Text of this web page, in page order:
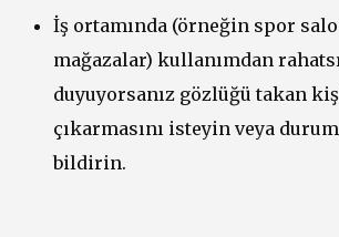
İş ortamında (örneğin spor
mağazalar) kullanımdan
duyuyorsanız gözlüğü takan
çıkarmasını isteyin veya
bildirin.